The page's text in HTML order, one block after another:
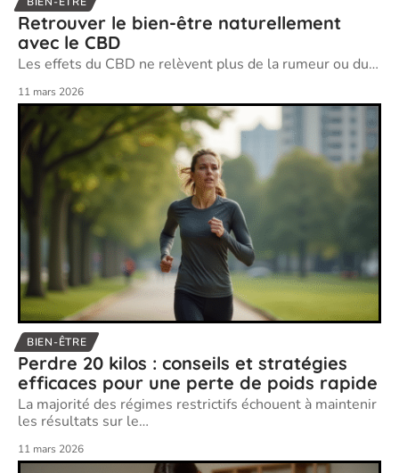
Retrouver le bien-être naturellement
avec le CBD
Les effets du CBD ne relèvent plus de la rumeur ou du…
11 mars 2026
BIEN-ÊTRE
Perdre 20 kilos : conseils et stratégies
efficaces pour une perte de poids rapide
La majorité des régimes restrictifs échouent à maintenir
les résultats sur le…
11 mars 2026